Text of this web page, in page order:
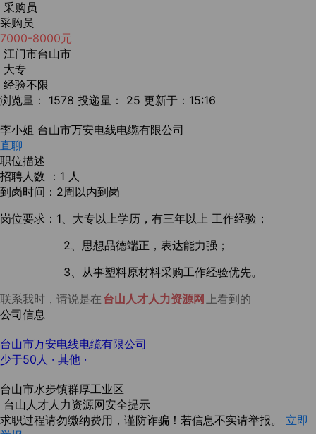
采购员
采购员
7000-8000元
江门市台山市
大专
经验不限
浏览量： 1578 投递量： 25 更新于：15:16
李小姐 台山市万安电线电缆有限公司
直聊
职位描述
招聘人数 ：1 人
到岗时间：2周以内到岗
岗位要求：1、大专以上学历，有三年以上 工作经验；
2、思想品德端正，表达能力强；
3、从事塑料原材料采购工作经验优先。
联系我时，请说是在 台山人才人力资源网 上看到的
公司信息
台山市万安电线电缆有限公司
少于50人 · 其他 ·
台山市水步镇群厚工业区
台山人才人力资源网安全提示
求职过程请勿缴纳费用，谨防诈骗！若信息不实请举报。 立即